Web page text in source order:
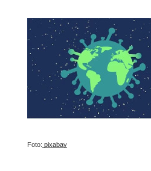
Foto: pixabay